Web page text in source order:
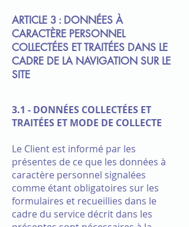
ARTICLE 3 : DONNÉES À
CARACTÈRE PERSONNEL
COLLECTÉES ET TRAITÉES DANS LE
CADRE DE LA NAVIGATION SUR LE
SITE
3.1 - DONNÉES COLLECTÉES ET
TRAITÉES ET MODE DE COLLECTE
Le Client est informé par les
présentes de ce que les données à
caractère personnel signalées
comme étant obligatoires sur les
formulaires et recueillies dans le
cadre du service décrit dans les